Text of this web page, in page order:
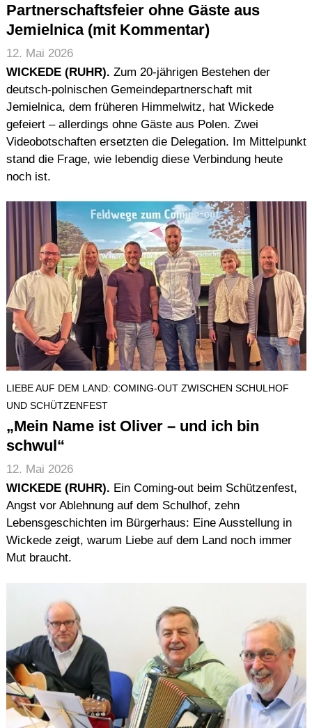
Partnerschaftsfeier ohne Gäste aus
Jemielnica (mit Kommentar)
12. Mai 2026
WICKEDE (RUHR). Zum 20-jährigen Bestehen der
deutsch-polnischen Gemeindepartnerschaft mit
Jemielnica, dem früheren Himmelwitz, hat Wickede
gefeiert – allerdings ohne Gäste aus Polen. Zwei
Videobotschaften ersetzten die Delegation. Im Mittelpunkt
stand die Frage, wie lebendig diese Verbindung heute
noch ist.
LIEBE AUF DEM LAND: COMING-OUT ZWISCHEN SCHULHOF
UND SCHÜTZENFEST
„Mein Name ist Oliver – und ich bin
schwul“
12. Mai 2026
WICKEDE (RUHR). Ein Coming-out beim Schützenfest,
Angst vor Ablehnung auf dem Schulhof, zehn
Lebensgeschichten im Bürgerhaus: Eine Ausstellung in
Wickede zeigt, warum Liebe auf dem Land noch immer
Mut braucht.